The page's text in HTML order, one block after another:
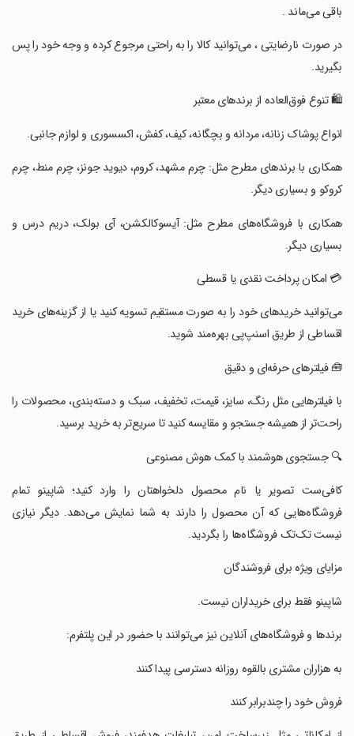
باقی می‌ماند .
‏در صورت نارضایتی ، می‌توانید کالا را به راحتی مرجوع کرده و وجه خود را پس
بگیرید.
‏🛍️ تنوع فوق‌العاده از برندهای معتبر
‏انواع پوشاک زنانه، مردانه و بچگانه، کیف، کفش، اکسسوری و لوازم جانبی.
‏همکاری با برندهای مطرح مثل: چرم مشهد، کروم، دیوید جونز، چرم منط، چرم
کروکو و بسیاری دیگر.
‏همکاری با فروشگاه‌های مطرح مثل: آیسوکالکشن، آی بولک، دریم درس و
بسیاری دیگر.
‏💳 امکان پرداخت نقدی یا قسطی
‏می‌توانید خریدهای خود را به صورت مستقیم تسویه کنید یا از گزینه‌های خرید
اقساطی از طریق اسنپ‌پی بهره‌مند شوید.
‏🧰 فیلترهای حرفه‌ای و دقیق
‏با فیلترهایی مثل رنگ، سایز، قیمت، تخفیف، سبک و دسته‌بندی، محصولات را
راحت‌تر از همیشه جستجو و مقایسه کنید تا سریع‌تر به خرید برسید.
‏🔍 جستجوی هوشمند با کمک هوش مصنوعی
‏کافی‌ست تصویر یا نام محصول دلخواهتان را وارد کنید؛ شاپینو تمام
فروشگاه‌هایی که آن محصول را دارند به شما نمایش می‌دهد. دیگر نیازی
نیست تک‌تک فروشگاه‌ها را بگردید.
‏مزایای ویژه برای فروشندگان
‏شاپینو فقط برای خریداران نیست.
‏برندها و فروشگاه‌های آنلاین نیز می‌توانند با حضور در این پلتفرم:
‏به هزاران مشتری بالقوه روزانه دسترسی پیدا کنند
‏فروش خود را چندبرابر کنند